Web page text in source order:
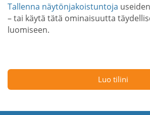
Tallenna näytönjakoistuntoja
– tai käytä tätä ominaisuutta
luomiseen.
Luo tilini